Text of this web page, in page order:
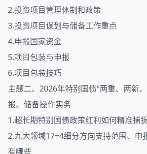
2.投资项目管理体制和政策
3.投资项目谋划与储备工作重点
4.申报国家资金
5.项目包装与申报
6.项目包装技巧
主题二、2026年特别国债“两重、两新
报、储备操作实务
1.超长期特别国债政策红利如何精准捕
2.九大领域17+4细分方向支持范围、申
有哪些